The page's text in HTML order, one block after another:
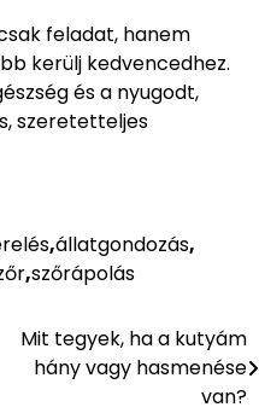
feladat, hanem
kerülj kedvencedhez.
és a nyugodt,
szeretetteljes
,állatgondozás,
,szőrápolás
Mit tegyek, ha a kutyám
hány vagy hasmenése
van?